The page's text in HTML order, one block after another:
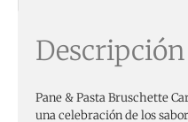
Descripción
Pane & Pasta Bruschette
una celebración de los